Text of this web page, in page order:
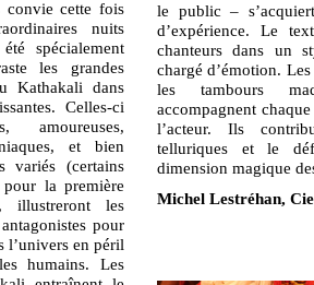
cette fois
nuits
spécialement
les grandes
Kathakali dans
Celles-ci
amoureuses,
et bien
variés (certains
la première
illustreront les
pour
l’univers en péril
humains. Les
le public –
d’expérience. Le
chanteurs dans un
chargé d’émotion.
les tambours
accompagnent
l’acteur. Ils
telluriques et le
dimension magique
Michel Lestréhan,